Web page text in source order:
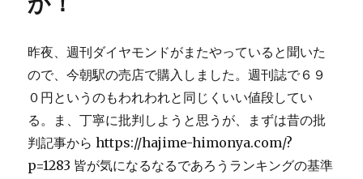
昨夜、週刊ダイヤモンドがまたやっていると聞いた
ので、今朝駅の売店で購入しました。週刊誌で６９
０円というのもわれわれと同じくいい値段してい
る。ま、丁寧に批判しようと思うが、まずは昔の批
判記事から https://hajime-himonya.com/?
p=1283 皆が気になるなるであろうランキングの基準